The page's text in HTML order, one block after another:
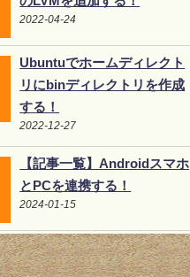
2022-04-24
Ubuntuでホームディレクト
リにbinディレクトリを作成
する！
2022-12-27
【記事一覧】Androidスマホ
とPCを連携する！
2024-01-15